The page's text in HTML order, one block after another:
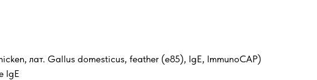
лат. Gallus domesticus, feather (e85), IgE, ImmunoCAP)
IgЕ